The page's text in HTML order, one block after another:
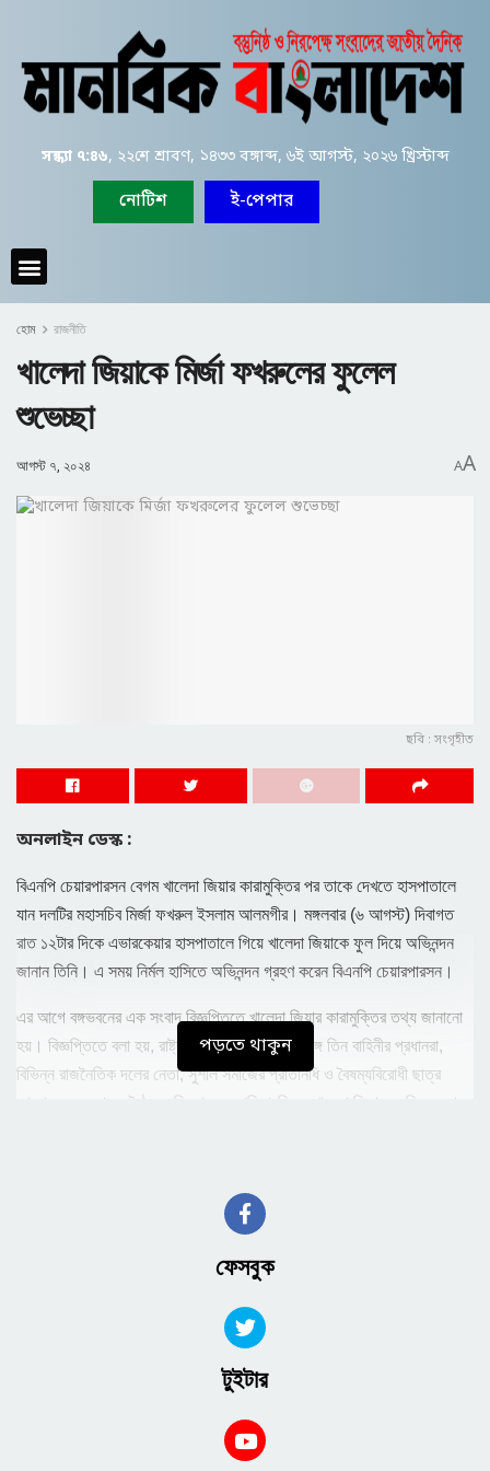
সন্ধ্যা ৭:৪৬, ২২শে শ্রাবণ, ১৪৩৩ বঙ্গাব্দ, ৬ই আগস্ট, ২০২৬ খ্রিস্টাব্দ
নোটিশ ই-পেপার
হোম রাজনীতি
খালেদা জিয়াকে মির্জা ফখরুলের ফুলেল
শুভেচ্ছা
আগস্ট ৭, ২০২৪ AA
ছবি : সংগৃহীত
অনলাইন ডেস্ক :
বিএনপি চেয়ারপারসন বেগম খালেদা জিয়ার কারামুক্তির পর তাকে দেখতে হাসপাতালে
যান দলটির মহাসচিব মির্জা ফখরুল ইসলাম আলমগীর। মঙ্গলবার (৬ আগস্ট) দিবাগত
রাত ১২টার দিকে এভারকেয়ার হাসপাতালে গিয়ে খালেদা জিয়াকে ফুল দিয়ে অভিনন্দন
জানান তিনি। এ সময় নির্মল হাসিতে অভিনন্দন গ্রহণ করেন বিএনপি চেয়ারপারসন।
এর আগে বঙ্গভবনের এক সংবাদ বিজ্ঞপ্তিতে খালেদা জিয়ার কারামুক্তির তথ্য জানানো
হয়। বিজ্ঞপ্তিতে বলা হয়, রাষ্ট্রপতি মো. সাহাবুদ্দিনের সঙ্গে তিন বাহিনীর প্রধানরা,
বিভিন্ন রাজনৈতিক দলের নেতা, সুশীল সমাজের প্রতিনিধি ও বৈষম্যবিরোধী ছাত্র
আন্দোলনের নেতাদের বৈঠকের সিদ্ধান্তের পরিপ্রেক্ষিতে খালেদা জিয়াকে মুক্তি দেয়া
মামলায় আটককৃতদের মুক্তি দেয়া শুরু হয়েছে বলে সংবাদ বিজ্ঞপ্তিতে উল্লেখ করা
হয়। এতে আরও বলা হয়, ইতোমধ্যে অনেকে মুক্তি পেয়েছেন।
ছাত্র-জনতার আন্দোলনের মুখে সোমবার প্রধানমন্ত্রীর পদ থেকে শেখ হাসিনা পদত্যাগ
করে দেশ ছেড়ে ভারত যান। এরপর দেশ পরিচালনার জন্য অন্তর্বর্তীকালীন সরকার
গঠনের প্রক্রিয়া শুরু হয়। এ বিষয়ে গতকাল বিকেলে বঙ্গভবনে তিন বাহিনীর প্রধানদের
উপস্থিতিতে বিভিন্ন রাজনৈতিক দলের নেতা ও নাগরিক সমাজের প্রতিনিধিদের সঙ্গে
বৈঠক করেন রাষ্ট্রপতি মো. সাহাবুদ্দিন। এই বৈঠকে সিদ্ধান্ত হয়, বিএনপির
চেয়ারপারসন খালেদা জিয়াকে অবিলম্বে মুক্তি দেয়া হবে। এছাড়াও
বৈঠকে বৈষম্যবিরোধী ছাত্র আন্দোলনে এবং সম্প্রতি বিভিন্ন মামলায় আটক সব বন্দীকে
পড়তে থাকুন
ফেসবুক
টুইটার